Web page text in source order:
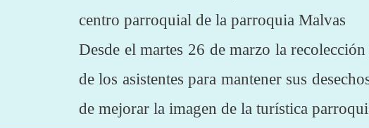
centro parroquial de la parroquia Malvas
Desde el martes 26 de marzo la
de los asistentes para mantener sus
de mejorar la imagen de la turística